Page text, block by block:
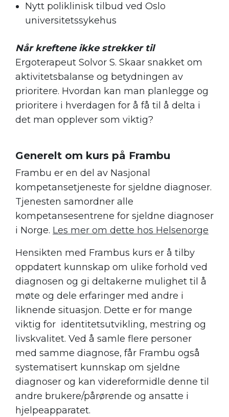
Nytt poliklinisk tilbud ved Oslo
universitetssykehus
Når kreftene ikke strekker til
Ergoterapeut Solvor S. Skaar snakket om
aktivitetsbalanse og betydningen av
prioritere. Hvordan kan man planlegge og
prioritere i hverdagen for å få til å delta i
det man opplever som viktig?
Generelt om kurs på Frambu
Frambu er en del av Nasjonal
kompetansetjeneste for sjeldne diagnoser.
Tjenesten samordner alle
kompetansesentrene for sjeldne diagnoser
i Norge. Les mer om dette hos Helsenorge
Hensikten med Frambus kurs er å tilby
oppdatert kunnskap om ulike forhold ved
diagnosen og gi deltakerne mulighet til å
møte og dele erfaringer med andre i
liknende situasjon. Dette er for mange
viktig for identitetsutvikling, mestring og
livskvalitet. Ved å samle flere personer
med samme diagnose, får Frambu også
systematisert kunnskap om sjeldne
diagnoser og kan videreformidle denne til
andre brukere/pårørende og ansatte i
hjelpeapparatet.